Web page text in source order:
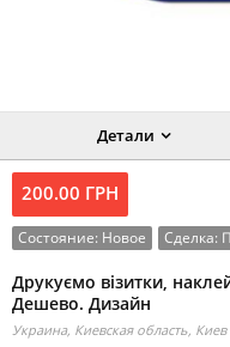
Детали
200.00 ГРН
Состояние: Новое Сделка:
Друкуємо візитки,
Дешево. Дизайн
Украина, Киевская область, Киев